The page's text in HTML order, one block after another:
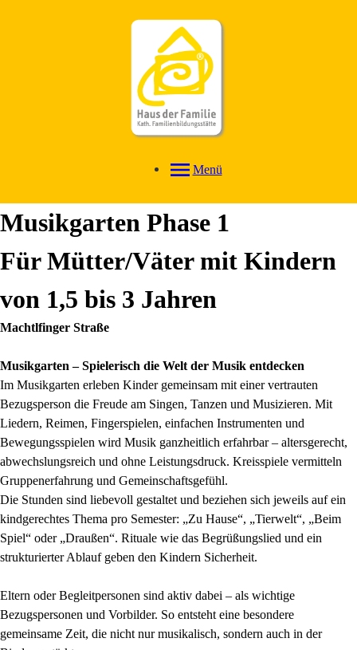
Menü
Musikgarten Phase 1
Für Mütter/Väter mit Kindern
von 1,5 bis 3 Jahren
Machtlfinger Straße
Musikgarten – Spielerisch die Welt der Musik entdecken
Im Musikgarten erleben Kinder gemeinsam mit einer vertrauten
Bezugsperson die Freude am Singen, Tanzen und Musizieren. Mit
Liedern, Reimen, Fingerspielen, einfachen Instrumenten und
Bewegungsspielen wird Musik ganzheitlich erfahrbar – altersgerecht,
abwechslungsreich und ohne Leistungsdruck. Kreisspiele vermitteln
Gruppenerfahrung und Gemeinschaftsgefühl.
Die Stunden sind liebevoll gestaltet und beziehen sich jeweils auf ein
kindgerechtes Thema pro Semester: „Zu Hause“, „Tierwelt“, „Beim
Spiel“ oder „Draußen“. Rituale wie das Begrüßungslied und ein
strukturierter Ablauf geben den Kindern Sicherheit.
Eltern oder Begleitpersonen sind aktiv dabei – als wichtige
Bezugspersonen und Vorbilder. So entsteht eine besondere
gemeinsame Zeit, die nicht nur musikalisch, sondern auch in der